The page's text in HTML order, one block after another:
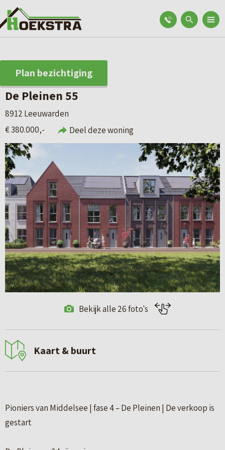
Plan bezichtiging
De Pleinen 55
8912 Leeuwarden
€ 380.000,-
Deel deze woning
Bekijk alle 26 foto's
Kaart & buurt
Pioniers van Middelsee | fase 4 – De Pleinen | De verkoop is
gestart